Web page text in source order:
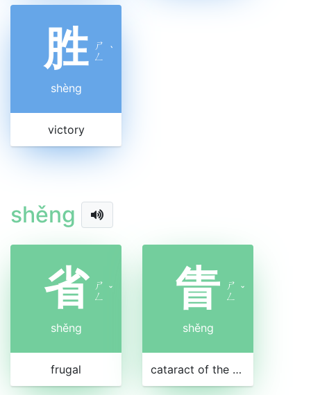
胜 ㄕ
ㄥ ˋ
shèng
victory
shěng
省 ㄕ
ㄥ ˇ
shěng
frugal
眚 ㄕ
ㄥ ˇ
shěng
cataract of the eye